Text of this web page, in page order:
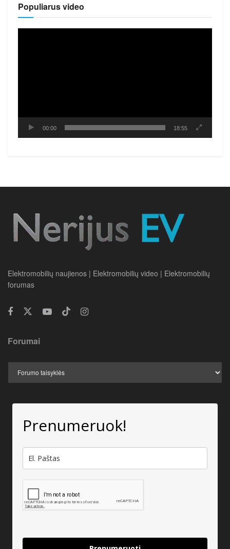
Populiarus video
00:00 18:55
Elektromobilių naujienos | Elektromobilių video | Elektromobilių
forumas
Forumai
Prenumeruok!